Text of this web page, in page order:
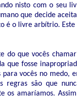
nisto com o seu
que decide
é o livre arbítrio.
do que vocês
que fosse
vocês no medo,
regras são que
os amaríamos.